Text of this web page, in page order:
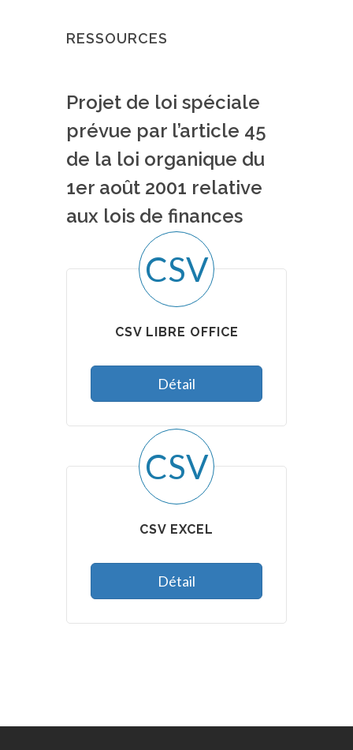
RESSOURCES
Projet de loi spéciale
prévue par l’article 45
de la loi organique du
1er août 2001 relative
aux lois de finances
CSV
CSV LIBRE OFFICE
Détail
CSV
CSV EXCEL
Détail